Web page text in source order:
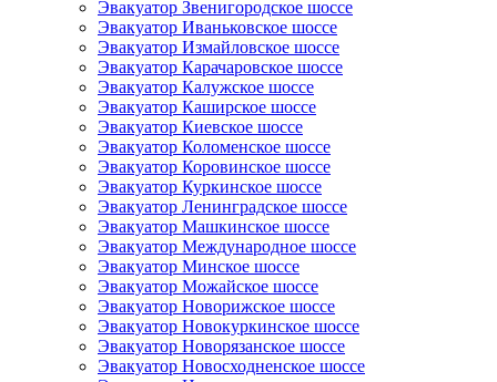
Эвакуатор Звенигородское шоссе
Эвакуатор Иваньковское шоссе
Эвакуатор Измайловское шоссе
Эвакуатор Карачаровское шоссе
Эвакуатор Калужское шоссе
Эвакуатор Каширское шоссе
Эвакуатор Киевское шоссе
Эвакуатор Коломенское шоссе
Эвакуатор Коровинское шоссе
Эвакуатор Куркинское шоссе
Эвакуатор Ленинградское шоссе
Эвакуатор Машкинское шоссе
Эвакуатор Международное шоссе
Эвакуатор Минское шоссе
Эвакуатор Можайское шоссе
Эвакуатор Новорижское шоссе
Эвакуатор Новокуркинское шоссе
Эвакуатор Новорязанское шоссе
Эвакуатор Новосходненское шоссе